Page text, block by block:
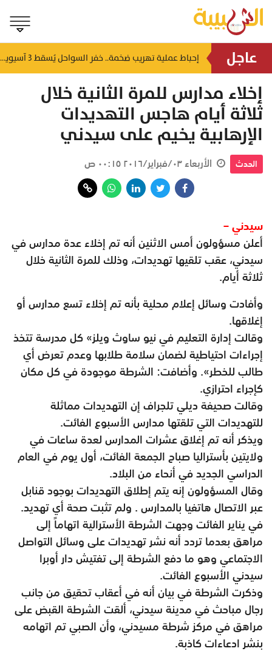
عاجل
منذ ٤ ساعات إحباط عملية تهريب ضخمة.. خفر السواحل يُسقط 3 آسيويين بحوزتهم 66 كجم من الكريستال
إخلاء مدارس للمرة الثانية خلال
ثلاثة أيام هاجس التهديدات
الإرهابية يخيم على سيدني
الحدث الأربعاء ٠٣/فبراير/٢٠١٦ ٠٠:١٥ ص
سيدني –
أعلن مسؤولون أمس الاثنين أنه تم إخلاء عدة مدارس في
سيدني، عقب تلقيها تهديدات، وذلك للمرة الثانية خلال
ثلاثة أيام.
وأفادت وسائل إعلام محلية بأنه تم إخلاء تسع مدارس أو
إغلاقها.
وقالت إدارة التعليم في نيو ساوث ويلز» كل مدرسة تتخذ
إجراءات احتياطية لضمان سلامة طلابها وعدم تعرض أي
طالب للخطر». وأضافت: الشرطة موجودة في كل مكان
كإجراء احترازي.
وقالت صحيفة ديلي تلجراف إن التهديدات مماثلة
للتهديدات التي تلقتها مدارس الأسبوع الفائت.
ويذكر أنه تم إغلاق عشرات المدارس لعدة ساعات في
ولايتين بأستراليا صباح الجمعة الفائت، أول يوم في العام
الدراسي الجديد في أنحاء من البلاد.
وقال المسؤولون إنه يتم إطلاق التهديدات بوجود قنابل
عبر الاتصال هاتفيا بالمدارس . ولم تثبت صحة أي تهديد.
في يناير الفائت وجهت الشرطة الأسترالية اتهاماً إلى
مراهق بعدما تردد أنه نشر تهديدات على وسائل التواصل
الاجتماعي وهو ما دفع الشرطة إلى تفتيش دار أوبرا
سيدني الأسبوع الفائت.
وذكرت الشرطة في بيان أنه في أعقاب تحقيق من جانب
رجال مباحث في مدينة سيدني، ألقت الشرطة القبض على
مراهق في مركز شرطة مسيدني، وأن الصبي تم اتهامه
بنشر ادعاءات كاذبة.